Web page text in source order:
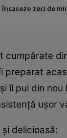
zeci de
îl pui din
uşor
delicioasă: